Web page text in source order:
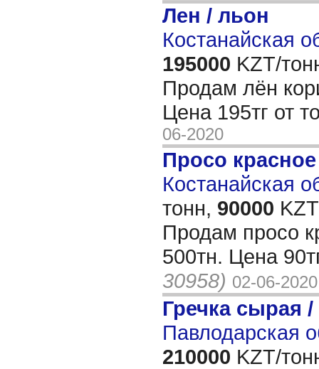
Лен / льон
Костанайская
195000 KZT/
Продам лён
Цена 195тг от
06-2020
Просо красное
Костанайская
тонн, 90000
Продам просо
500тн. Цена
30958) 02-06-2020
Гречка сырая /
Павлодарская
210000 KZT/